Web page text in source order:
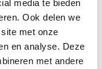
media te bieden
Ook delen we
met onze
en analyse. Deze
met andere